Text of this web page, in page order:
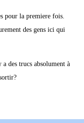
pour la premiere fois.
des gens ici qui
des trucs absolument à